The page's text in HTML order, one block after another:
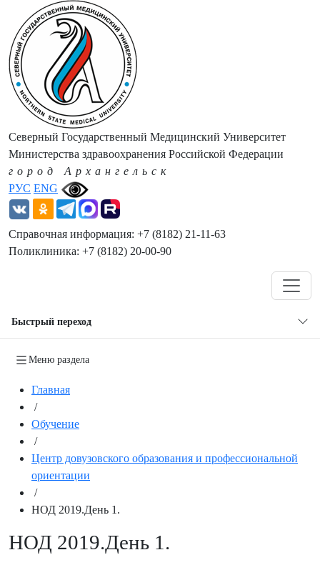
РУС ENG
Северный Государственный Медицинский Университет
Министерства здравоохранения Российской Федерации
город Архангельск
Справочная информация: +7 (8182) 21-11-63
Поликлиника: +7 (8182) 20-00-90
Быстрый переход
Меню раздела
Главная
/
Обучение
/
Центр довузовского образования и профессиональной
ориентации
/
НОД 2019.День 1.
НОД 2019.День 1.